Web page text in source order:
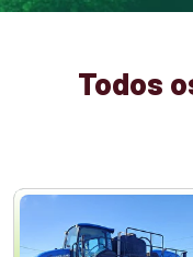
Todos